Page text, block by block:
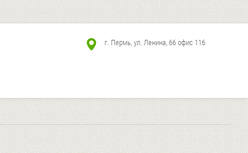
г. Пермь, ул. Ленина, 66 офис 116